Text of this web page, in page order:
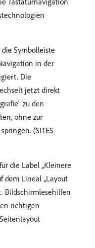
Symbolleiste
in der
Die
jetzt direkt
zu den
ohne zur
(SITES-
die Label „Kleinere
dem Lineal „Layout
Bildschirmlesehilfen
richtigen